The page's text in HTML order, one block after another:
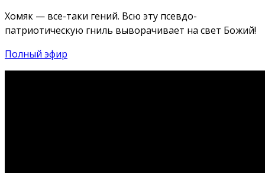
Хомяк — все-таки гений. Всю эту псевдо-
патриотическую гниль выворачивает на свет Божий!
Полный эфир